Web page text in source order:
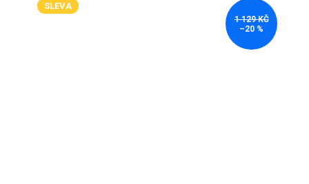
SLEVA
1 129 KČ
–20 %